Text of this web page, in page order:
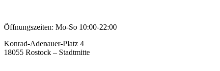
Öffnungszeiten: Mo-So 10:00-22:00
Konrad-Adenauer-Platz 4
18055 Rostock – Stadtmitte